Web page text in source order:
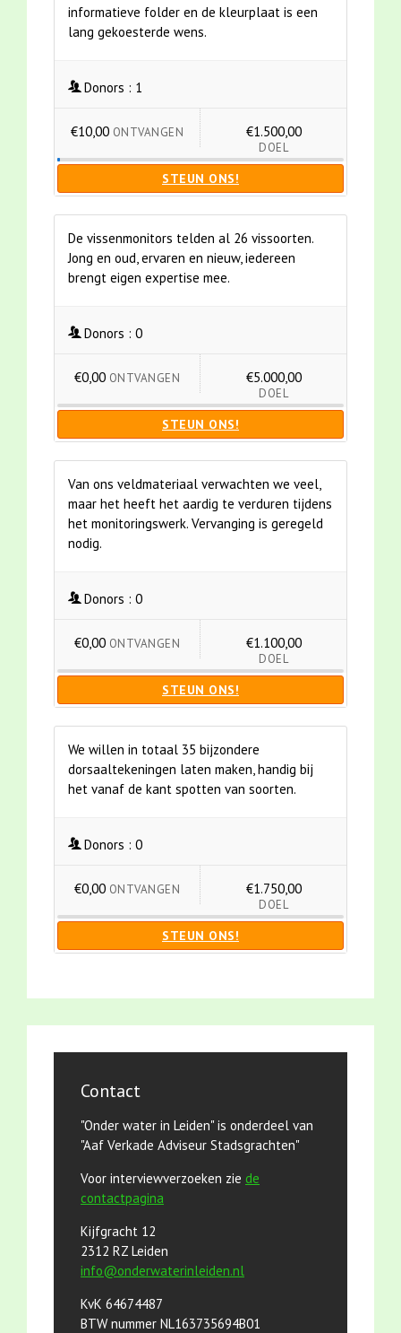
informatieve folder en de kleurplaat is een
lang gekoesterde wens.
Donors : 1
€10,00 ONTVANGEN €1.500,00
DOEL
STEUN ONS!
De vissenmonitors telden al 26 vissoorten.
Jong en oud, ervaren en nieuw, iedereen
brengt eigen expertise mee.
Donors : 0
€0,00 ONTVANGEN €5.000,00
DOEL
STEUN ONS!
Van ons veldmateriaal verwachten we veel,
maar het heeft het aardig te verduren tijdens
het monitoringswerk. Vervanging is geregeld
nodig.
Donors : 0
€0,00 ONTVANGEN €1.100,00
DOEL
STEUN ONS!
We willen in totaal 35 bijzondere
dorsaaltekeningen laten maken, handig bij
het vanaf de kant spotten van soorten.
Donors : 0
€0,00 ONTVANGEN €1.750,00
DOEL
STEUN ONS!
Contact
"Onder water in Leiden" is onderdeel van
"Aaf Verkade Adviseur Stadsgrachten"
Voor interviewverzoeken zie de
contactpagina
Kijfgracht 12
2312 RZ Leiden
info@onderwaterinleiden.nl
KvK 64674487
BTW nummer NL163735694B01